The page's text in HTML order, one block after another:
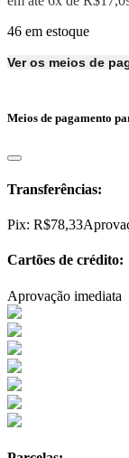
46 em estoque
Ver os meios de
Meios de pagamento
Transferências:
Pix: R$78,33
Cartões de crédito:
Aprovação imediata